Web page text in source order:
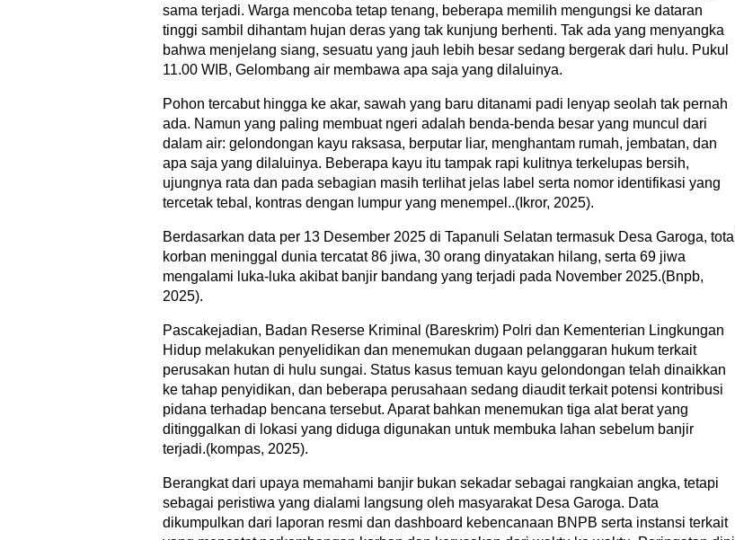
sama terjadi. Warga mencoba tetap tenang, beberapa memilih mengungsi ke dataran
tinggi sambil dihantam hujan deras yang tak kunjung berhenti. Tak ada yang menyangka
bahwa menjelang siang, sesuatu yang jauh lebih besar sedang bergerak dari hulu. Pukul
11.00 WIB, Gelombang air membawa apa saja yang dilaluinya.
Pohon tercabut hingga ke akar, sawah yang baru ditanami padi lenyap seolah tak pernah
ada. Namun yang paling membuat ngeri adalah benda-benda besar yang muncul dari
dalam air: gelondongan kayu raksasa, berputar liar, menghantam rumah, jembatan, dan
apa saja yang dilaluinya. Beberapa kayu itu tampak rapi kulitnya terkelupas bersih,
ujungnya rata dan pada sebagian masih terlihat jelas label serta nomor identifikasi yang
tercetak tebal, kontras dengan lumpur yang menempel..(Ikror, 2025).
Berdasarkan data per 13 Desember 2025 di Tapanuli Selatan termasuk Desa Garoga, total
korban meninggal dunia tercatat 86 jiwa, 30 orang dinyatakan hilang, serta 69 jiwa
mengalami luka-luka akibat banjir bandang yang terjadi pada November 2025.(Bnpb,
2025).
Pascakejadian, Badan Reserse Kriminal (Bareskrim) Polri dan Kementerian Lingkungan
Hidup melakukan penyelidikan dan menemukan dugaan pelanggaran hukum terkait
perusakan hutan di hulu sungai. Status kasus temuan kayu gelondongan telah dinaikkan
ke tahap penyidikan, dan beberapa perusahaan sedang diaudit terkait potensi kontribusi
pidana terhadap bencana tersebut. Aparat bahkan menemukan tiga alat berat yang
ditinggalkan di lokasi yang diduga digunakan untuk membuka lahan sebelum banjir
terjadi.(kompas, 2025).
Berangkat dari upaya memahami banjir bukan sekadar sebagai rangkaian angka, tetapi
sebagai peristiwa yang dialami langsung oleh masyarakat Desa Garoga. Data
dikumpulkan dari laporan resmi dan dashboard kebencanaan BNPB serta instansi terkait